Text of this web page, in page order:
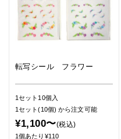
転写シール フラワー
1セット10個入
1セット(10個)から注文可能
¥1,100〜(税込)
1個あたり¥110